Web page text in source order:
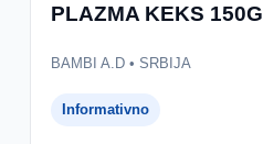
PLAZMA KEKS 150G
BAMBI A.D • SRBIJA
Informativno